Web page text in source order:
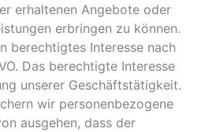
erhaltenen Angebote oder
erbringen zu können.
berechtigtes Interesse nach
Das berechtigte Interesse
unserer Geschäftstätigkeit.
wir personenbezogene
ausgehen, dass der